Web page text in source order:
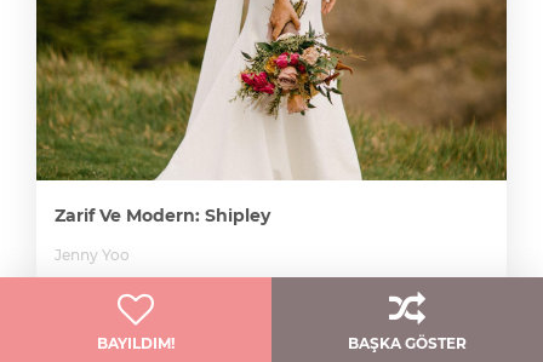
BAYILDIM! BAŞKA GÖSTER
Zarif Ve Modern: Shipley
Jenny Yoo